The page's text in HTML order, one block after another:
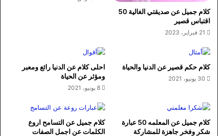
كلام جميل عن صديقتي الغالية 50
اقتباس قصير
21 فبراير، 2023
كلام حكم قصير عن الدنيا والحياة
30 يونيو، 2021
احلى كلام عن الدنيا رائع ومعبر
ومؤثر عن الحياة
8 يونيو، 2021
كلام جميل عن المعلمه 50 عبارة
شكر وفخر جاهزة للمشاركة
كلام جميل عن التسامح اروع
الكلمات عن اجمل الصفات